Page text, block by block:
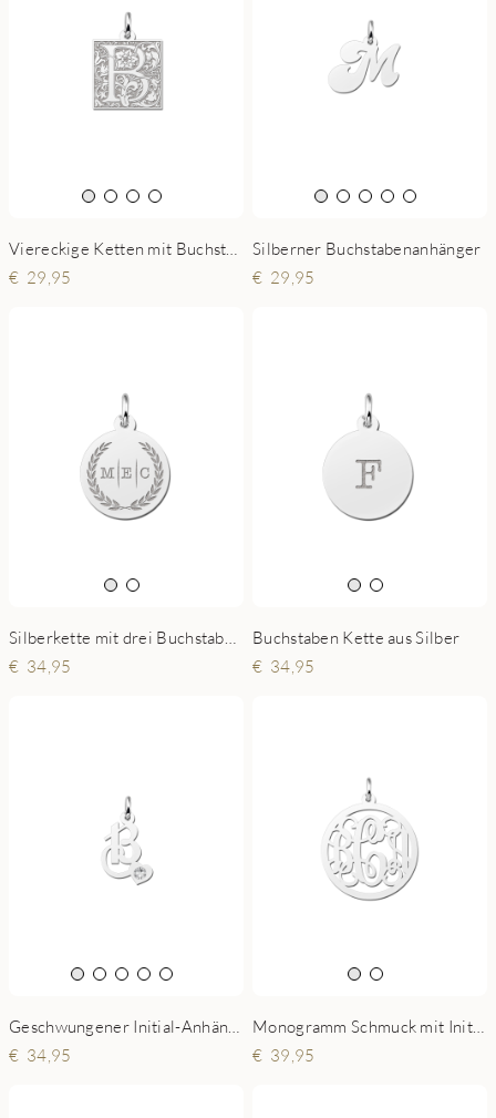
29,95
Silberner Buchstabenanhänger
29,95
34,95
Buchstaben Kette aus Silber
34,95
34,95
Monogramm Schmuck mit Initialen
39,95